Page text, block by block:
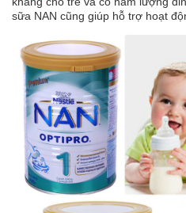
cho
Đồ
dùng
trong
nhà
sữa NAN cũng giúp hỗ trợ hoạt